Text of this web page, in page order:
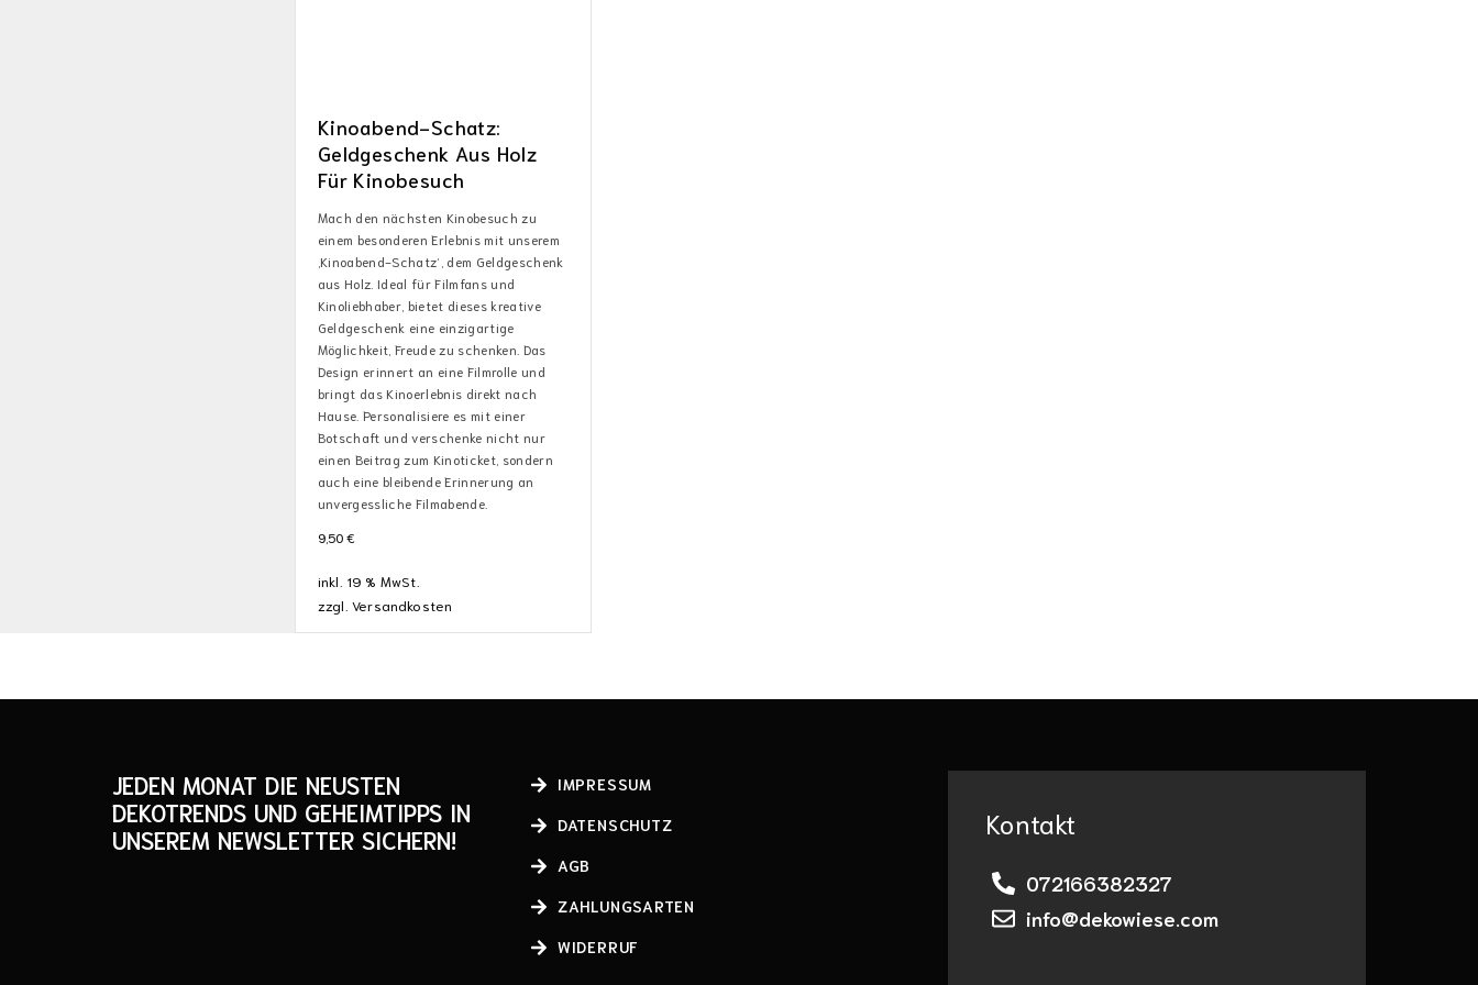
Kinoabend-Schatz:
Geldgeschenk Aus Holz
Für Kinobesuch
Mach den nächsten Kinobesuch zu
einem besonderen Erlebnis mit unserem
‚Kinoabend-Schatz‘, dem Geldgeschenk
aus Holz. Ideal für Filmfans und
Kinoliebhaber, bietet dieses kreative
Geldgeschenk eine einzigartige
Möglichkeit, Freude zu schenken. Das
Design erinnert an eine Filmrolle und
bringt das Kinoerlebnis direkt nach
Hause. Personalisiere es mit einer
Botschaft und verschenke nicht nur
einen Beitrag zum Kinoticket, sondern
auch eine bleibende Erinnerung an
unvergessliche Filmabende.
9,50€
inkl. 19 % MwSt.
zzgl. Versandkosten
JEDEN MONAT DIE NEUSTEN
DEKOTRENDS UND GEHEIMTIPPS IN
UNSEREM NEWSLETTER SICHERN!
IMPRESSUM
DATENSCHUTZ
AGB
ZAHLUNGSARTEN
WIDERRUF
Kontakt
072166382327
info@dekowiese.com